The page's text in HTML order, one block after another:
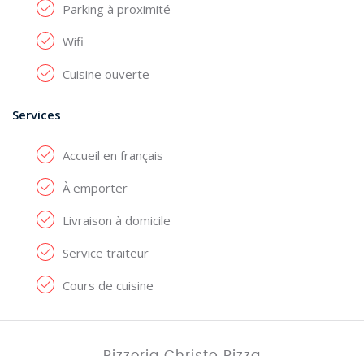
Parking à proximité
Wifi
Cuisine ouverte
Services
Accueil en français
À emporter
Livraison à domicile
Service traiteur
Cours de cuisine